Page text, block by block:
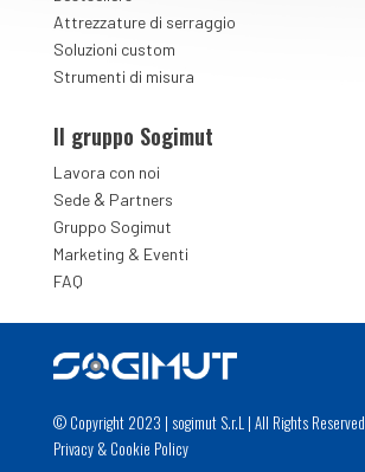
Attrezzature di serraggio
Soluzioni custom
Strumenti di misura
Il gruppo Sogimut
Lavora con noi
Sede& Partners
Gruppo Sogimut
Marketing & Eventi
FAQ
© Copyright 2023 | sogimut S.r.L | All Rights Reserved
Privacy& Cookie Policy